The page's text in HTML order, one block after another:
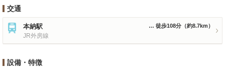
交通
本納駅
JR外房線
徒歩108分 （約8.7km）
設備・特徴